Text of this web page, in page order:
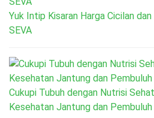
Yuk Intip Kisaran Harga Cicilan
SEVA
Cukupi Tubuh dengan Nutrisi
Kesehatan Jantung dan Pembuluh